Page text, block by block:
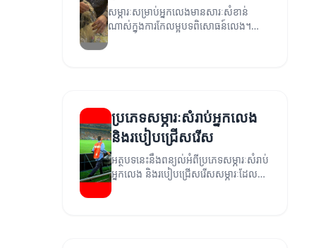
សម្ភារៈសម្រាប់អ្នកលេងមានសារៈសំខាន់
ណាស់ក្នុងការកែលម្អបទពិសោធន៍លេង។
ប្រភេទសម្ភារៈសំរាប់អ្នកលេង
និងរបៀបជ្រើសរើស
អត្ថបទនេះនឹងពន្យល់អំពីប្រភេទសម្ភារៈសំរាប់
អ្នកលេង និងរបៀបជ្រើសរើសសម្ភារៈដែលមតិ
យោបល់ និងសុខភាពនៅក្នុងការលេង។